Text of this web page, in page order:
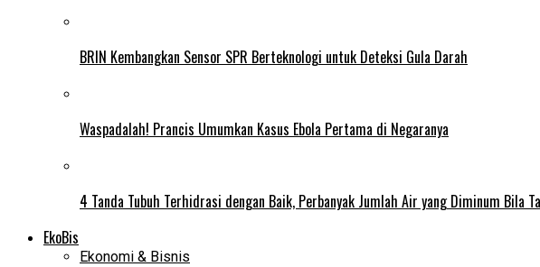
BRIN Kembangkan Sensor SPR Berteknologi untuk Deteksi Gula Darah
Waspadalah! Prancis Umumkan Kasus Ebola Pertama di Negaranya
4 Tanda Tubuh Terhidrasi dengan Baik, Perbanyak Jumlah Air yang Diminum Bila
EkoBis
Ekonomi & Bisnis